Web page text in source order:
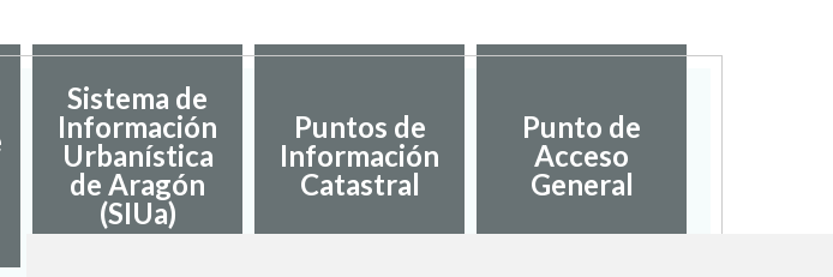
Sistema de
Información
Urbanística
de Aragón
(SIUa)
Puntos de
Información
Catastral
Punto de
Acceso
General